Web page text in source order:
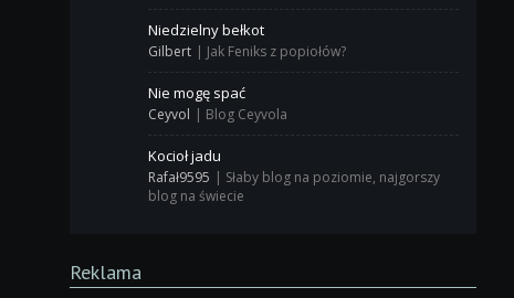
Niedzielny bełkot
Gilbert | Jak Feniks z popiołów?
Nie mogę spać
Ceyvol | Blog Ceyvola
Kocioł jadu
Rafał9595 | Słaby blog na poziomie, najgorszy
blog na świecie
Reklama